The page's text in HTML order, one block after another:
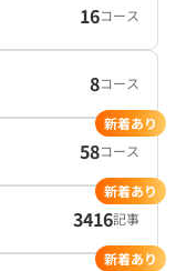
16コース
8コース
58コース
新着あり
3416記事
新着あり
新着あり